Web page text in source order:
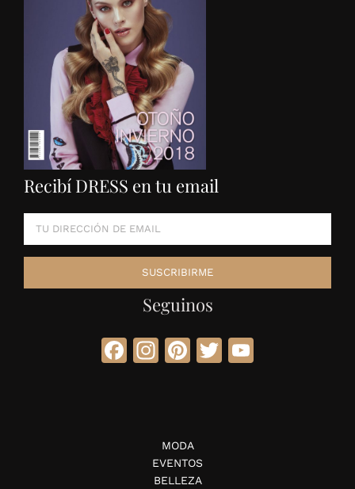
Recibí DRESS en tu email
Seguinos
Facebook
Instagram
Pinterest
Twitter
MODA
EVENTOS
BELLEZA